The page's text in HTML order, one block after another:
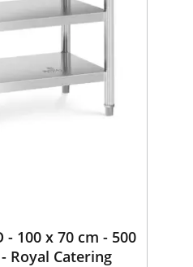
- 100 x 70 cm - 500
Royal Catering